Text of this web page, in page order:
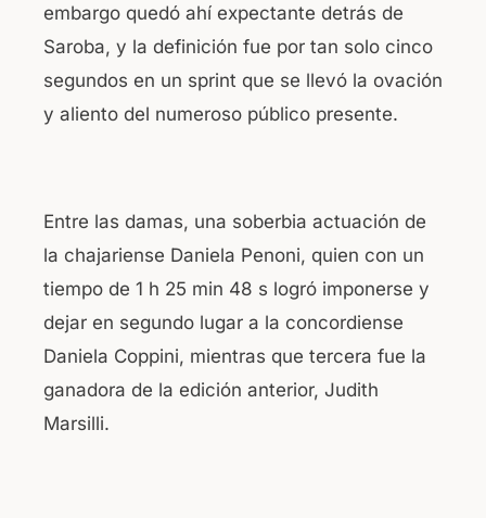
embargo quedó ahí expectante detrás de
Saroba, y la definición fue por tan solo cinco
segundos en un sprint que se llevó la ovación
y aliento del numeroso público presente.
Entre las damas, una soberbia actuación de
la chajariense Daniela Penoni, quien con un
tiempo de 1 h 25 min 48 s logró imponerse y
dejar en segundo lugar a la concordiense
Daniela Coppini, mientras que tercera fue la
ganadora de la edición anterior, Judith
Marsilli.